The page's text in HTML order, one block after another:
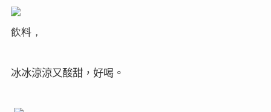
飲料，
冰冰涼涼又酸甜，好喝。